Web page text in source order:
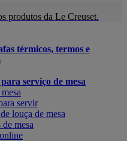
produtos da Le Creuset.
térmicos, termos e
serviço de mesa
servir
louça de mesa
mesa